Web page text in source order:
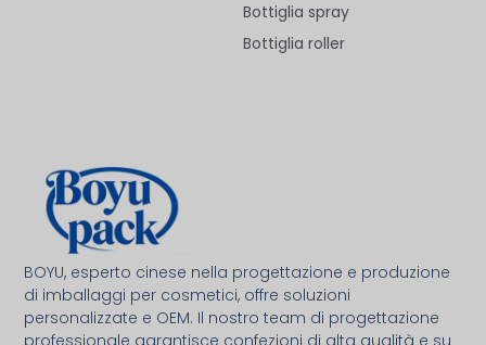
BOYU, esperto cinese nella progettazione e produzione
di imballaggi per cosmetici, offre soluzioni
personalizzate e OEM. Il nostro team di progettazione
professionale garantisce confezioni di alta qualità e su
Bottiglia spray
Bottiglia roller
한국어
العربية